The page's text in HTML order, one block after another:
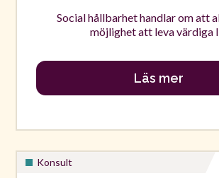
Social hållbarhet handlar om att
möjlighet att leva värdiga
Läs mer
Konsult